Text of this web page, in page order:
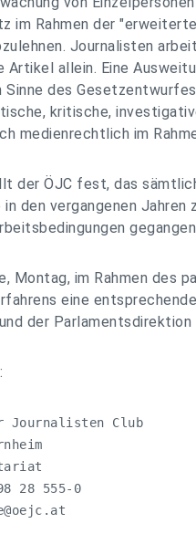
im Rahmen der
Journalisten
Artikel allein. Eine
Sinne des
kritische,
medienrechtlich im
der ÖJC fest, das
den vergangenen Jahren
Montag, im Rahmen des
eine
der
Journalisten Club
28 555-0